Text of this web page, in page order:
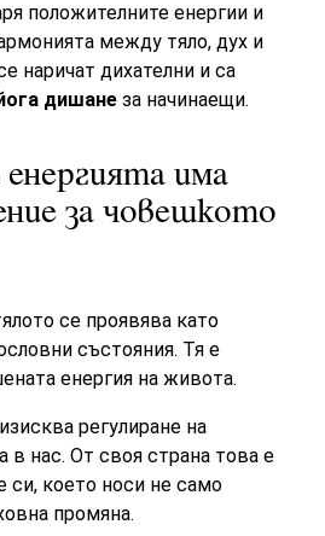
положителните енергии и
между тяло, дух и
наричат дихателни и са
дишане за начинаещи.
има
за човешкото
се проявява като
състояния. Тя е
енергия на живота.
регулиране на
в нас. От своя страна това е
което носи не само
промяна.